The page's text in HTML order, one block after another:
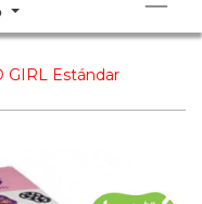
GIRL Estándar